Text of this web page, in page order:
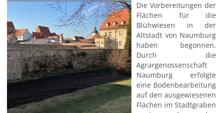
Die Vorbereitungen der
Flächen für die
Blühwiesen in der
Altstadt von Naumburg
haben begonnen.
Durch die
Agrargenossenschaft
Naumburg erfolgte
eine Bodenbearbeitung
auf den ausgewiesenen
Flächen im Stadtgraben